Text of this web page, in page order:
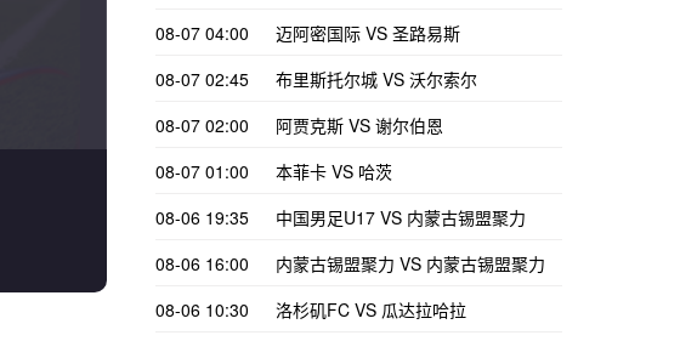
08-07 04:00
迈阿密国际 VS 圣路易斯
08-07 02:45
布里斯托尔城 VS 沃尔索尔
08-07 02:00
阿贾克斯 VS 谢尔伯恩
08-07 01:00
本菲卡 VS 哈茨
08-06 19:35
中国男足U17 VS 内蒙古锡盟聚力
08-06 16:00
内蒙古锡盟聚力 VS 内蒙古锡盟聚力
08-06 10:30
洛杉矶FC VS 瓜达拉哈拉